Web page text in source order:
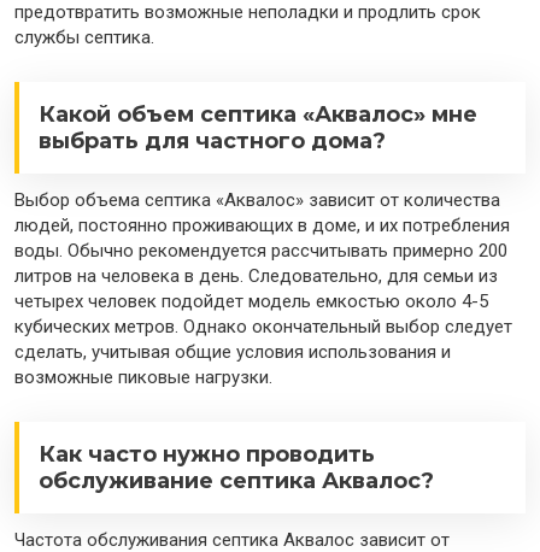
предотвратить возможные неполадки и продлить срок
службы септика.
Какой объем септика «Аквалос» мне
выбрать для частного дома?
Выбор объема септика «Аквалос» зависит от количества
людей, постоянно проживающих в доме, и их потребления
воды. Обычно рекомендуется рассчитывать примерно 200
литров на человека в день. Следовательно, для семьи из
четырех человек подойдет модель емкостью около 4-5
кубических метров. Однако окончательный выбор следует
сделать, учитывая общие условия использования и
возможные пиковые нагрузки.
Как часто нужно проводить
обслуживание септика Аквалос?
Частота обслуживания септика Аквалос зависит от